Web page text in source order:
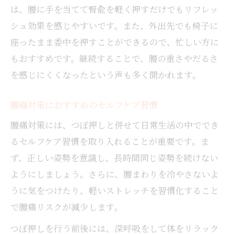
は、腰に手を当てて腎兪を軽く押すだけでもリフレッ
シュ効果を感じやすいです。また、外出先でも椅子に
座ったまま委中を押すことができるので、忙しい方に
もおすすめです。継続することで、腰の重さやだるさ
を感じにくくなったという声も多く聞かれます。
腰痛対策におすすめのセルフケア習慣
腰痛対策には、つぼ押しと併せて日常生活の中ででき
るセルフケア習慣を取り入れることが重要です。ま
ず、正しい姿勢を意識し、長時間同じ姿勢を続けない
ようにしましょう。さらに、腰まわりを冷やさないよ
うに気をつけたり、軽いストレッチを習慣化すること
で腰痛リスクが減少します。
つぼ押しを行う前後には、深呼吸をして体をリラック